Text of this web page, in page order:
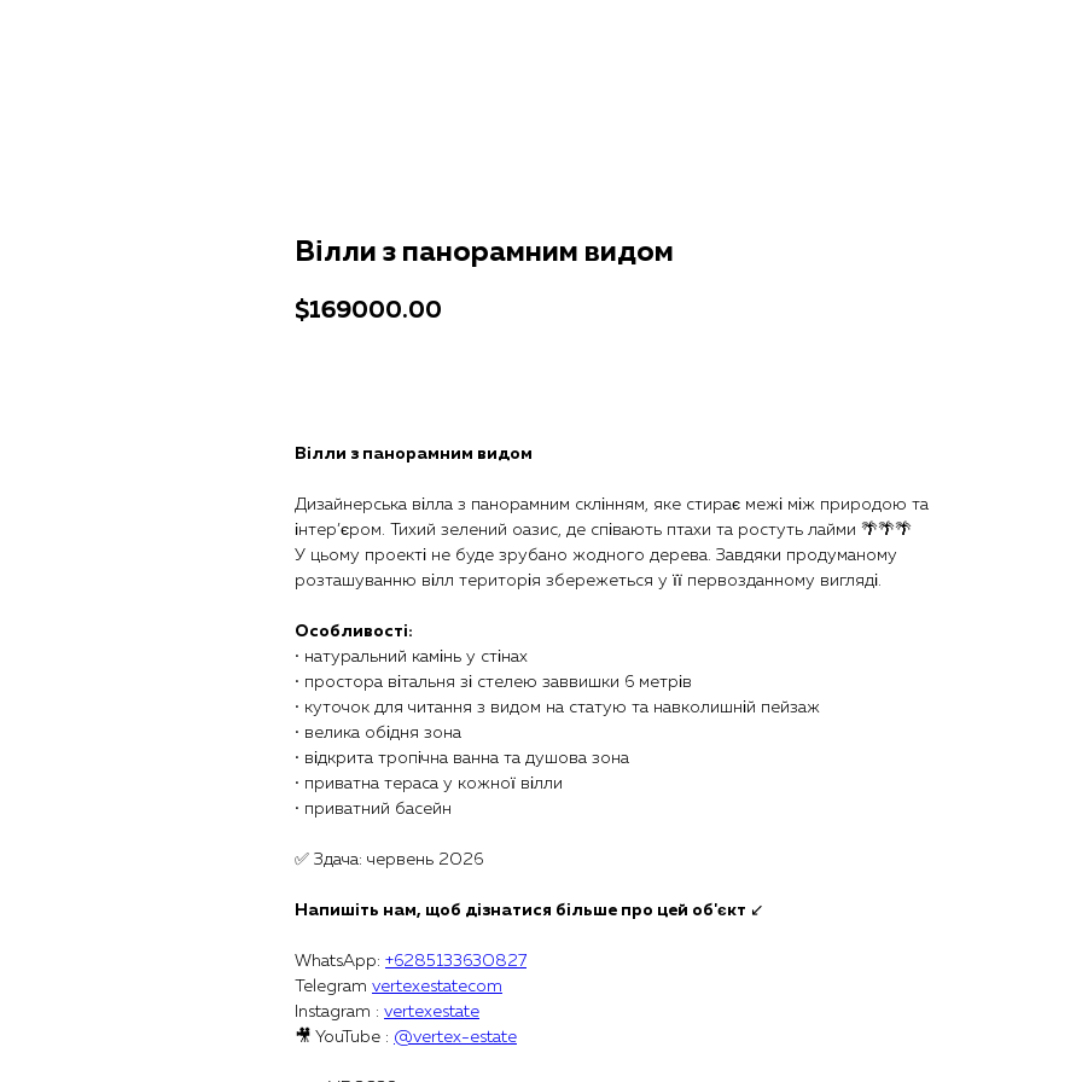
Вілли з панорамним видом
$169000.00
Вілли з панорамним видом
Дизайнерська вілла з панорамним склінням, яке стирає межі між природою та
інтер’єром. Тихий зелений оазис, де співають птахи та ростуть лайми 🌴🌴🌴
У цьому проекті не буде зрубано жодного дерева. Завдяки продуманому
розташуванню вілл територія збережеться у її первозданному вигляді.
Особливості:
• натуральний камінь у стінах
• простора вітальня зі стелею заввишки 6 метрів
• куточок для читання з видом на статую та навколишній пейзаж
• велика обідня зона
• відкрита тропічна ванна та душова зона
• приватна тераса у кожної вілли
• приватний басейн
✅ Здача: червень 2026
Напишіть нам, щоб дізнатися більше про цей об'єкт ↙️
WhatsApp: +6285133630827
Telegram vertexestatecom
Instagram : vertexestate
🎥 YouTube : @vertex-estate